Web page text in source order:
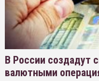
В России создадут
валютными